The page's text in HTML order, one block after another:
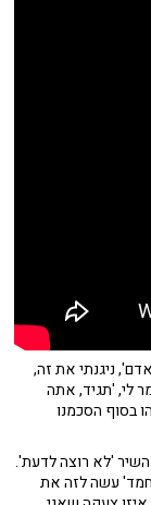
ניגנתי את זה,
לי, 'תגיד, אתה
בסוף הסכמנו
'לא רוצה לדעת'.
עשה לזה את